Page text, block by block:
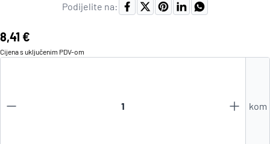
Podijelite na:
Cijena:
8,41 €
Cijena s uključenim PDV-om
kom